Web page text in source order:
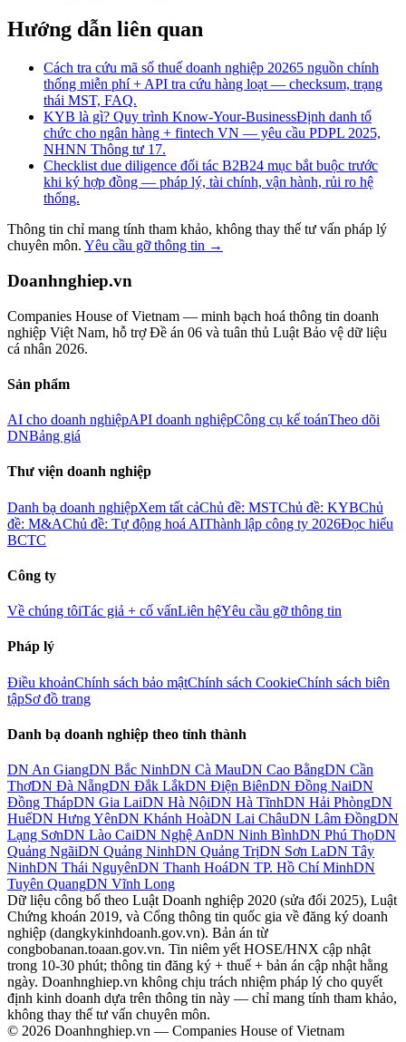
Hướng dẫn liên quan
Cách tra cứu mã số thuế doanh nghiệp 20265 nguồn chính
thống miễn phí + API tra cứu hàng loạt — checksum, trạng
thái MST, FAQ.
KYB là gì? Quy trình Know-Your-BusinessĐịnh danh tổ
chức cho ngân hàng + fintech VN — yêu cầu PDPL 2025,
NHNN Thông tư 17.
Checklist due diligence đối tác B2B24 mục bắt buộc trước
khi ký hợp đồng — pháp lý, tài chính, vận hành, rủi ro hệ
thống.
Thông tin chỉ mang tính tham khảo, không thay thế tư vấn pháp lý
chuyên môn. Yêu cầu gỡ thông tin →
Doanhnghiep.vn
Companies House of Vietnam — minh bạch hoá thông tin doanh
nghiệp Việt Nam, hỗ trợ Đề án 06 và tuân thủ Luật Bảo vệ dữ liệu
cá nhân 2026.
Sản phẩm
AI cho doanh nghiệpAPI doanh nghiệpCông cụ kế toánTheo dõi
DNBảng giá
Thư viện doanh nghiệp
Danh bạ doanh nghiệpXem tất cảChủ đề: MSTChủ đề: KYBChủ
đề: M&AChủ đề: Tự động hoá AIThành lập công ty 2026Đọc hiểu
BCTC
Công ty
Về chúng tôiTác giả + cố vấnLiên hệYêu cầu gỡ thông tin
Pháp lý
Điều khoảnChính sách bảo mậtChính sách CookieChính sách biên
tậpSơ đồ trang
Danh bạ doanh nghiệp theo tỉnh thành
DN An GiangDN Bắc NinhDN Cà MauDN Cao BằngDN Cần
ThơDN Đà NẵngDN Đắk LắkDN Điện BiênDN Đồng NaiDN
Đồng ThápDN Gia LaiDN Hà NộiDN Hà TĩnhDN Hải PhòngDN
HuếDN Hưng YênDN Khánh HoàDN Lai ChâuDN Lâm ĐồngDN
Lạng SơnDN Lào CaiDN Nghệ AnDN Ninh BìnhDN Phú ThọDN
Quảng NgãiDN Quảng NinhDN Quảng TrịDN Sơn LaDN Tây
NinhDN Thái NguyênDN Thanh HoáDN TP. Hồ Chí MinhDN
Tuyên QuangDN Vĩnh Long
Dữ liệu công bố theo Luật Doanh nghiệp 2020 (sửa đổi 2025), Luật
Chứng khoán 2019, và Cổng thông tin quốc gia về đăng ký doanh
nghiệp (dangkykinhdoanh.gov.vn). Bản án từ
congbobanan.toaan.gov.vn. Tin niêm yết HOSE/HNX cập nhật
trong 10-30 phút; thông tin đăng ký + thuế + bản án cập nhật hằng
ngày. Doanhnghiep.vn không chịu trách nhiệm pháp lý cho quyết
định kinh doanh dựa trên thông tin này — chỉ mang tính tham khảo,
không thay thế tư vấn chuyên môn.
© 2026 Doanhnghiep.vn — Companies House of Vietnam